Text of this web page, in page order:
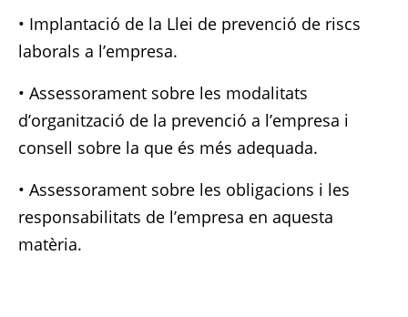
• Implantació de la Llei de prevenció de riscs
laborals a l’empresa.
• Assessorament sobre les modalitats
d’organització de la prevenció a l’empresa i
consell sobre la que és més adequada.
• Assessorament sobre les obligacions i les
responsabilitats de l’empresa en aquesta
matèria.